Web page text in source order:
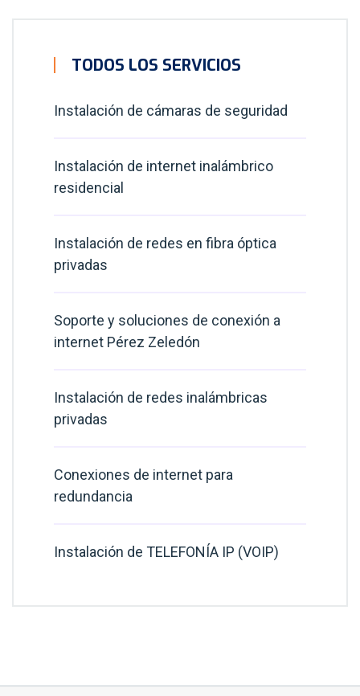
TODOS LOS SERVICIOS
Instalación de cámaras de seguridad
Instalación de internet inalámbrico
residencial
Instalación de redes en fibra óptica
privadas
Soporte y soluciones de conexión a
internet Pérez Zeledón
Instalación de redes inalámbricas
privadas
Conexiones de internet para
redundancia
Instalación de TELEFONÍA IP (VOIP)